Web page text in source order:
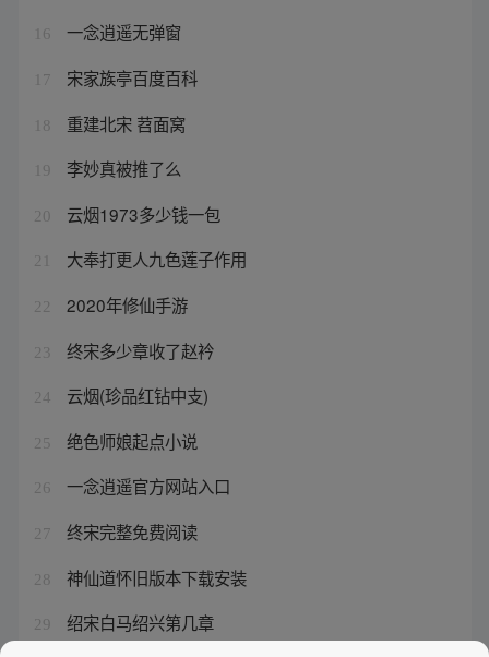
16 一念逍遥无弹窗
17 宋家族亭百度百科
18 重建北宋 苕面窝
19 李妙真被推了么
20 云烟1973多少钱一包
21 大奉打更人九色莲子作用
22 2020年修仙手游
23 终宋多少章收了赵衿
24 云烟(珍品红钻中支)
25 绝色师娘起点小说
26 一念逍遥官方网站入口
27 终宋完整免费阅读
28 神仙道怀旧版本下载安装
29
绍宋白马绍兴第几章